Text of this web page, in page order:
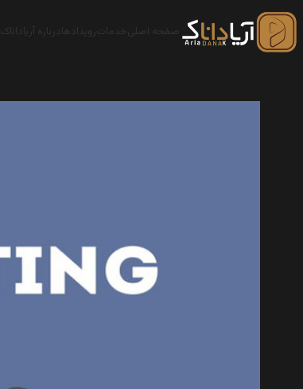
صفحه اصلی خدمات رویدادها درباره آریاداناک